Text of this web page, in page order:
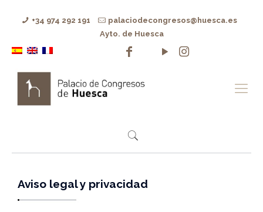
+34 974 292 191
palaciodecongresos@huesca.es
Ayto. de Huesca
Aviso legal y privacidad